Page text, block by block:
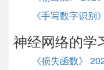
《手写数字识别
神经网络的学
《损失函数》